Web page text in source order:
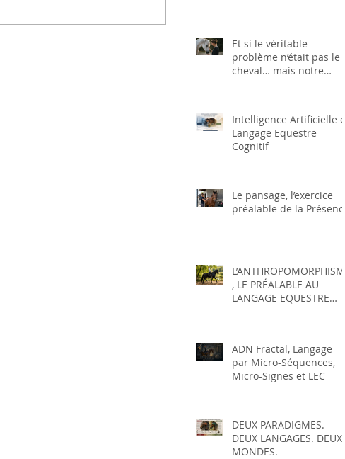
Et si le véritable
problème n’était pas le
cheval… mais notre
Intelligence Artificielle et
Langage Equestre
Cognitif
Le pansage, l’exercice
préalable de la Présence
L’ANTHROPOMORPHISME
, LE PRÉALABLE AU
LANGAGE EQUESTRE
ADN Fractal, Langage
par Micro-Séquences,
Micro-Signes et LEC
DEUX PARADIGMES.
DEUX LANGAGES. DEUX
MONDES.